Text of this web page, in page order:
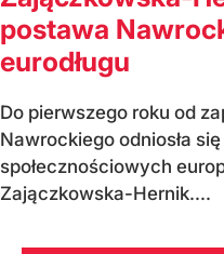
postawa
eurodługu
Do pierwszego roku od
Nawrockiego odniosła
społecznościowych
Zajączkowska-Hernik....